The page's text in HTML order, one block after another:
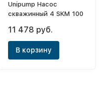
Unipump Насос
скважинный 4 SKM 100
11 478 руб.
В корзину